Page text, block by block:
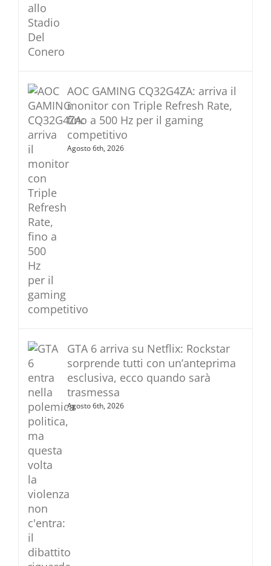
AOC GAMING CQ32G4ZA: arriva il
monitor con Triple Refresh Rate,
fino a 500 Hz per il gaming
competitivo
Agosto 6th, 2026
GTA 6 arriva su Netflix: Rockstar
sorprende tutti con un’anteprima
esclusiva, ecco quando sarà
trasmessa
Agosto 6th, 2026